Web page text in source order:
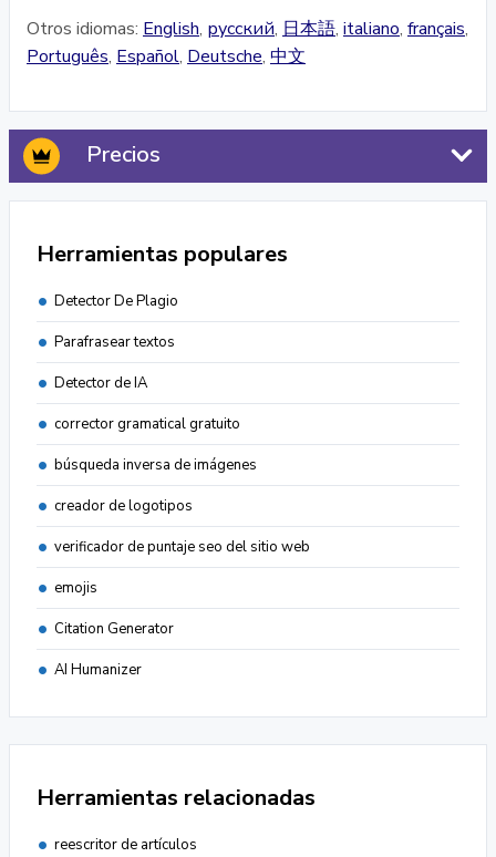
Otros idiomas: English, русский, 日本語, italiano, français,
Português, Español, Deutsche, 中文
Precios
Herramientas populares
Detector De Plagio
Parafrasear textos
Detector de IA
corrector gramatical gratuito
búsqueda inversa de imágenes
creador de logotipos
verificador de puntaje seo del sitio web
emojis
Citation Generator
AI Humanizer
Herramientas relacionadas
reescritor de artículos